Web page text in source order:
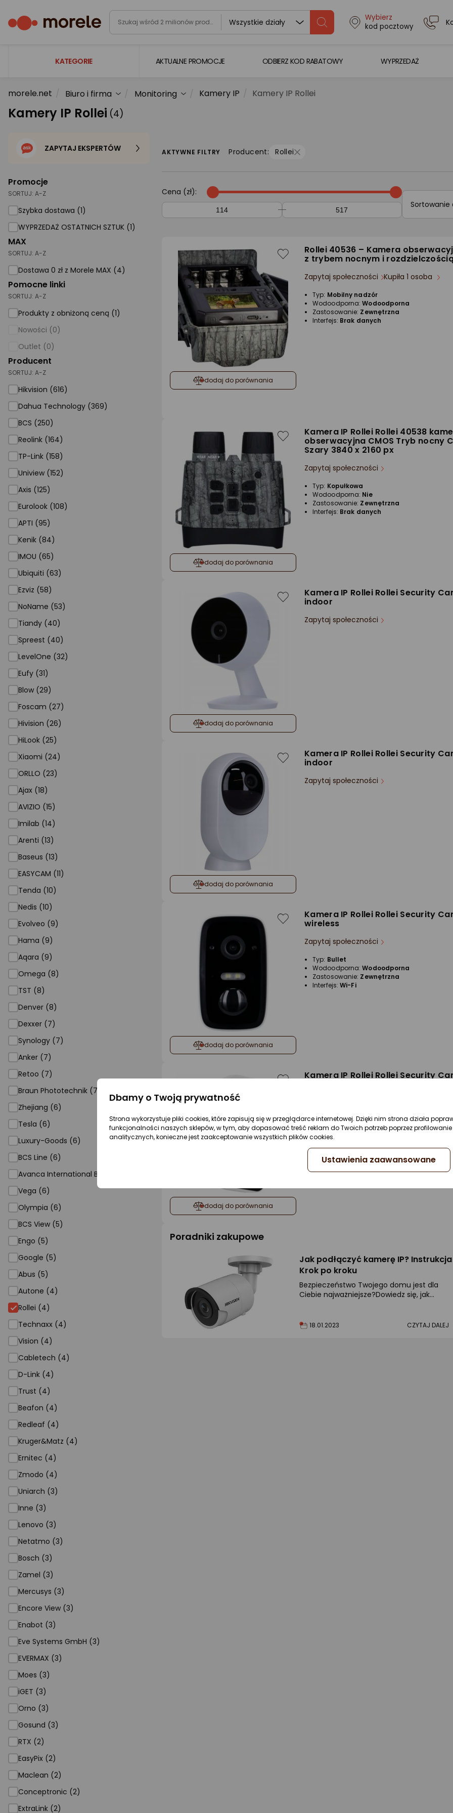
Wszystkie działy
Wybierz
kod pocztowy
KATEGORIE
Laptopy
Komputery
Gaming
Telewizory i audio
Foto i kamery
AGD duże
AGD małe
Biuro i firma
Sport i turystyka
Zabawki i dziecko
Supermarket
Strefa marek
AKTUALNE PROMOCJE ODBIERZ KOD RABATOWY WYPRZEDAŻ
morele.net Biuro i firma Monitoring Kamery IP Kamery IP Rollei
Kamery IP Rollei (4)
Promocje
SORTUJ: A-Z
Szybka dostawa (1)
WYPRZEDAŻ OSTATNICH SZTUK (1)
MAX
SORTUJ: A-Z
Dostawa 0 zł z Morele MAX (4)
Pomocne linki
SORTUJ: A-Z
Produkty z obniżoną ceną (1)
Nowości (0)
Outlet (0)
Producent
SORTUJ: A-Z
Hikvision (616)
Dahua Technology (369)
BCS (250)
Reolink (164)
TP-Link (158)
Uniview (152)
Axis (125)
Eurolook (108)
APTI (95)
Kenik (84)
IMOU (65)
Ubiquiti (63)
Ezviz (58)
NoName (53)
Tiandy (40)
Spreest (40)
LevelOne (32)
Eufy (31)
Blow (29)
Foscam (27)
Hivision (26)
HiLook (25)
Xiaomi (24)
ORLLO (23)
Ajax (18)
AVIZIO (15)
Imilab (14)
Arenti (13)
Baseus (13)
EASYCAM (11)
Tenda (10)
Nedis (10)
Evolveo (9)
Hama (9)
Aqara (9)
Omega (8)
TST (8)
Denver (8)
Dexxer (7)
Synology (7)
Anker (7)
Retoo (7)
Braun Phototechnik (7)
Zhejiang (6)
Tesla (6)
Luxury-Goods (6)
BCS Line (6)
Avanca International BV (6)
Vega (6)
Olympia (6)
BCS View (5)
Engo (5)
Google (5)
Abus (5)
Autone (4)
RolleiRollei (4)
Technaxx (4)
Vision (4)
Cabletech (4)
D-Link (4)
Trust (4)
Beafon (4)
Redleaf (4)
Kruger&Matz (4)
Ernitec (4)
Zmodo (4)
Uniarch (3)
Inne (3)
Lenovo (3)
Netatmo (3)
Bosch (3)
Zamel (3)
Mercusys (3)
Encore View (3)
Enabot (3)
Eve Systems GmbH (3)
EVERMAX (3)
Moes (3)
iGET (3)
Orno (3)
Gosund (3)
RTX (2)
EasyPix (2)
Maclean (2)
Conceptronic (2)
ExtraLink (2)
ZAPYTAJ EKSPERTÓW AKTYWNE FILTRY Producent: Rollei
Cena (zł):
Sortowanie
dodaj do porównania
Rollei 40536 – Kamera
z trybem nocnym i
Zapytaj społeczności Kupiła 1 osoba
Typ: Mobilny nadzór
Wodoodporna:Wodoodporna
Zastosowanie: Zewnętrzna
Interfejs: Brak danych
dodaj do porównania
Kamera IP Rollei Rollei 40538
obserwacyjna CMOS Tryb nocny
Szary 3840 x 2160 px
Zapytaj społeczności
Typ: Kopułkowa
Wodoodporna: Nie
Zastosowanie: Zewnętrzna
Interfejs: Brak danych
dodaj do porównania
Kamera IP Rollei Rollei Security
indoor
Zapytaj społeczności
dodaj do porównania
Kamera IP Rollei Rollei Security
indoor
Zapytaj społeczności
dodaj do porównania
Kamera IP Rollei Rollei Security
wireless
Zapytaj społeczności
Typ: Bullet
Wodoodporna:Wodoodporna
Zastosowanie: Zewnętrzna
Interfejs:Wi-Fi
dodaj do porównania
Kamera IP Rollei Rollei Security
Poradniki zakupowe
Jak podłączyć kamerę IP? Instrukcja
Krok po kroku
Bezpieczeństwo Twojego domu jest dla
Ciebie najważniejsze?Dowiedz się, jak
18.01.2023 CZYTAJ DALEJ
Dbamy o Twoją prywatność
Strona wykorzystuje pliki cookies, które zapisują się w przeglądarce internetowej. Dzięki nim strona działa
funkcjonalności naszych sklepów, w tym, aby dopasować treść reklam do Twoich potrzeb poprzez
analitycznych, konieczne jest zaakceptowanie wszystkich plików cookies.
Ustawienia zaawansowane